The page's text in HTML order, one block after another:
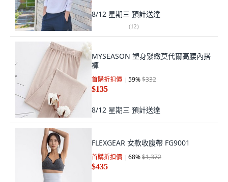
8/12 星期三 預計送達
(12)
MYSEASON 塑身緊緻莫代爾高腰內搭
褲
首購折扣價 59%$332
$135
8/12 星期三 預計送達
FLEXGEAR 女款收腹帶 FG9001
首購折扣價 68%$1,372
$435